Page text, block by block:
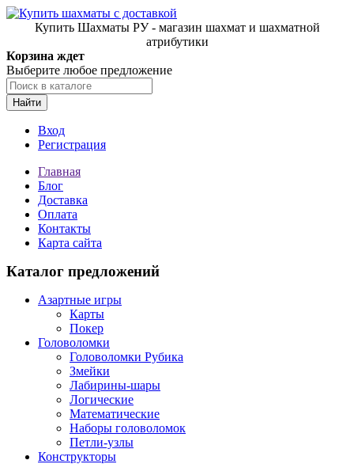
Купить Шахматы РУ - магазин шахмат и шахматной
атрибутики
Корзина ждет
Выберите любое предложение
Найти
Вход
Регистрация
Главная
Блог
Доставка
Оплата
Контакты
Карта сайта
Каталог предложений
Азартные игры
Карты
Покер
Головоломки
Головоломки Рубика
Змейки
Лабирины-шары
Логические
Математические
Наборы головоломок
Петли-узлы
Конструкторы